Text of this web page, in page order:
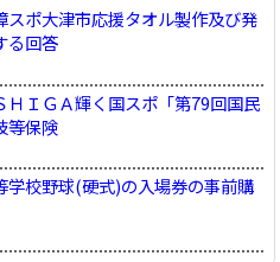
ポ大津市応援タオル製作及び発
る回答
ＨＩＧＡ輝く国スポ「第79回国民
等保険
校野球(硬式)の入場券の事前購